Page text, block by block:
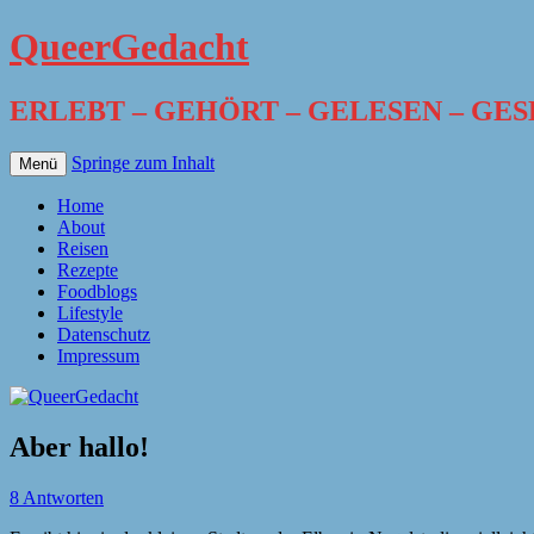
QueerGedacht
ERLEBT – GEHÖRT – GELESEN –
Menü Springe zum Inhalt
Home
About
Reisen
Rezepte
Foodblogs
Lifestyle
Datenschutz
Impressum
Aber hallo!
8 Antworten